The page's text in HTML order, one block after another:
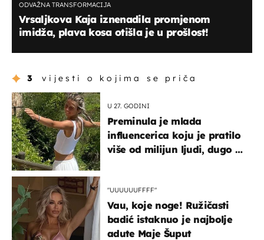
ODVAŽNA TRANSFORMACIJA
Vrsaljkova Kaja iznenadila promjenom
imidža, plava kosa otišla je u prošlost!
3 vijesti o kojima se priča
U 27. GODINI
Preminula je mlada
influencerica koju je pratilo
više od milijun ljudi, dugo se
"UUUUUUFFFF"
Vau, koje noge! Ružičasti
badić istaknuo je najbolje
adute Maje Šuput